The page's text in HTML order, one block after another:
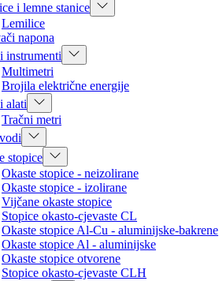
i lemne stanice
Lemilice
napona
instrumenti
Multimetri
Brojila električne energije
alati
Tračni metri
stopice
Okaste stopice - neizolirane
Okaste stopice - izolirane
Vijčane okaste stopice
Stopice okasto-cjevaste CL
Okaste stopice Al-Cu - aluminijske-bakrene
Okaste stopice Al - aluminijske
Okaste stopice otvorene
Stopice okasto-cjevaste CLH